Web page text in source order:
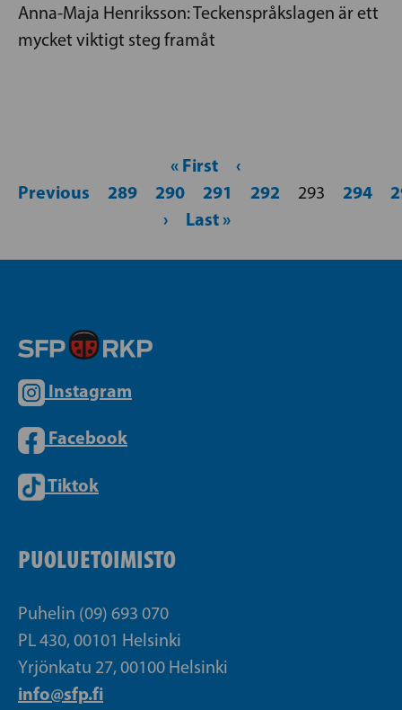
Anna-Maja Henriksson: Teckenspråkslagen är ett
mycket viktigt steg framåt
« First
‹
Previous
289 290 291 292 293 294
›
Last »
Instagram
Facebook
Tiktok
PUOLUETOIMISTO
Puhelin (09) 693 070
PL 430, 00101 Helsinki
Yrjönkatu 27, 00100 Helsinki
info@sfp.fi